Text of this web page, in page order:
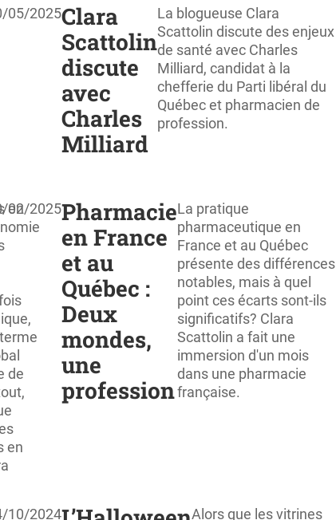
05/2025Clara
Scattolin
discute
avec
Charles
Milliard
La blogueuse Clara
Scattolin discute des enjeux
de santé avec Charles
Milliard, candidat à la
chefferie du Parti libéral du
Québec et pharmacien de
profession.
en
de
en
02/2025Pharmacie
en France
et au
Québec :
Deux
mondes,
une
profession
La pratique
pharmaceutique en
France et au Québec
présente des différences
notables, mais à quel
point ces écarts sont-ils
significatifs? Clara
Scattolin a fait une
immersion d'un mois
dans une pharmacie
française.
10/2024
Alors que les vitrines